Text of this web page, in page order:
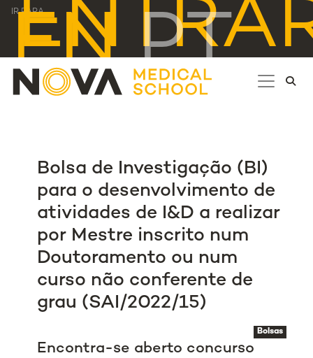
IR PARA...
EN PT
Bolsa de Investigação (BI)
para o desenvolvimento de
atividades de I&D a realizar
por Mestre inscrito num
Doutoramento ou num
curso não conferente de
grau (SAI/2022/15)
Bolsas
Encontra-se aberto concurso